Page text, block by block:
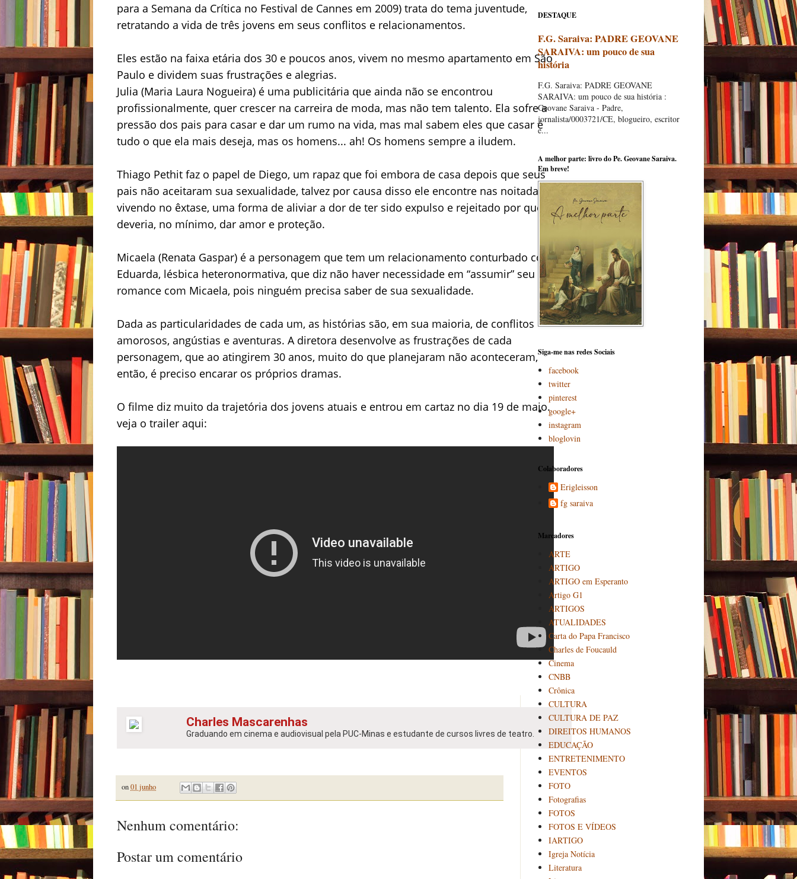
para a Semana da Crítica no Festival de Cannes em 2009) trata do tema juventude,
retratando a vida de três jovens em seus conflitos e relacionamentos.
Eles estão na faixa etária dos 30 e poucos anos, vivem no mesmo apartamento em São
Paulo e dividem suas frustrações e alegrias.
Julia (Maria Laura Nogueira) é uma publicitária que ainda não se encontrou
profissionalmente, quer crescer na carreira de moda, mas não tem talento. Ela sofre a
pressão dos pais para casar e dar um rumo na vida, mas mal sabem eles que casar é
tudo o que ela mais deseja, mas os homens... ah! Os homens sempre a iludem.
Thiago Pethit faz o papel de Diego, um rapaz que foi embora de casa depois que seus
pais não aceitaram sua sexualidade, talvez por causa disso ele encontre nas noitadas,
vivendo no êxtase, uma forma de aliviar a dor de ter sido expulso e rejeitado por quem
deveria, no mínimo, dar amor e proteção.
Micaela (Renata Gaspar) é a personagem que tem um relacionamento conturbado com
Eduarda, lésbica heteronormativa, que diz não haver necessidade em “assumir” seu
romance com Micaela, pois ninguém precisa saber de sua sexualidade.
Dada as particularidades de cada um, as histórias são, em sua maioria, de conflitos
amorosos, angústias e aventuras. A diretora desenvolve as frustrações de cada
personagem, que ao atingirem 30 anos, muito do que planejaram não aconteceram,
então, é preciso encarar os próprios dramas.
O filme diz muito da trajetória dos jovens atuais e entrou em cartaz no dia 19 de maio.
veja o trailer aqui:
Charles Mascarenhas
Graduando em cinema e audiovisual pela PUC-Minas e estudante de cursos livres de teatro.
on01 junho
Nenhum comentário:
Postar um comentário
DESTAQUE
F.G. Saraiva: PADRE GEOVANE
SARAIVA: um pouco de sua
história
F.G. Saraiva: PADRE GEOVANE
SARAIVA: um pouco de sua história :
Geovane Saraiva - Padre,
jornalista/0003721/CE, blogueiro, escritor
e...
A melhor parte: livro do Pe. Geovane Saraiva.
Em breve!
Siga-me nas redes Sociais
facebook
twitter
pinterest
google+
instagram
bloglovin
Colaboradores
Erigleisson
fg saraiva
Marcadores
ARTE
ARTIGO
ARTIGO em Esperanto
Artigo G1
ARTIGOS
ATUALIDADES
Carta do Papa Francisco
Charles de Foucauld
Cinema
CNBB
Crônica
CULTURA
CULTURA DE PAZ
DIREITOS HUMANOS
EDUCAÇÃO
ENTRETENIMENTO
EVENTOS
FOTO
Fotografias
FOTOS
FOTOS E VÍDEOS
IARTIGO
Igreja Notícia
Literatura